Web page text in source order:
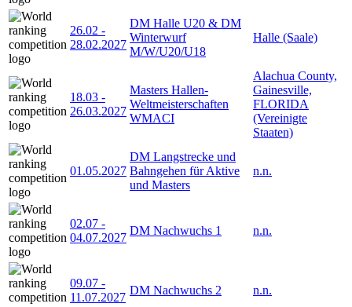
26.02 -
28.02.2027
DM Halle U20 & DM
Winterwurf
M/W/U20/U18
Halle (Saale)
18.03 -
26.03.2027
Masters Hallen-
Weltmeisterschaften
WMACI
Alachua County,
Gainesville,
FLORIDA
(Vereinigte
Staaten)
01.05.2027
DM Langstrecke und
Bahngehen für Aktive
und Masters
n.n.
02.07 -
04.07.2027
DM Nachwuchs 1 n.n.
09.07 -
11.07.2027
DM Nachwuchs 2 n.n.